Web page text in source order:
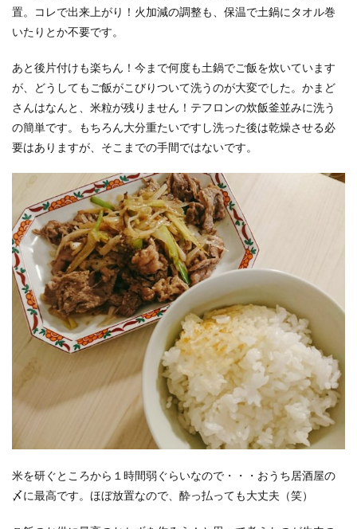
置。コレで出来上がり！火加減の調整も、保温で土鍋にタオル巻
いたりとか不要です。
あと後片付けも楽ちん！今まで何度も土鍋でご飯を炊いています
が、どうしてもご飯がこびりついて洗うのが大変でした。かまど
さんはなんと、米粒が残りません！テフロンの炊飯釜並みに洗う
の簡単です。もちろん大分重たいですし洗った後は乾燥させる必
要はありますが、そこまでの手間ではないです。
米を研ぐところから１時間弱ぐらいなので・・・おうち居酒屋の
〆に最高です。ほぼ放置なので、酔っ払っても大丈夫（笑）